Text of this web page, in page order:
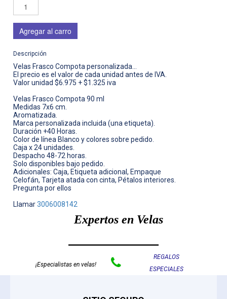
Agregar al carro
Descripción
Velas Frasco Compota personalizada...
El precio es el valor de cada unidad antes de IVA.
Valor unidad $6.975 + $1.325 iva
Velas Frasco Compota 90 ml
Medidas 7x6 cm.
Aromatizada.
Marca personalizada incluida (una etiqueta).
Duración +40 Horas.
Color de línea Blanco y colores sobre pedido.
Caja x 24 unidades.
Despacho 48-72 horas.
Solo disponibles bajo pedido.
Adicionales: Caja, Etiqueta adicional, Empaque
Celofán, Tarjeta atada con cinta, Pétalos interiores.
Pregunta por ellos
Llamar3006008142
Expertos en Velas
¡Especialistas en velas! 
REGALOS
ESPECIALES